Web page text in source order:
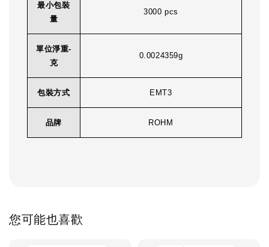
最小包裝
量
3000 pcs
單位淨重-
克
0.0024359g
包裝方式 EMT3
品牌 ROHM
您可能也喜歡